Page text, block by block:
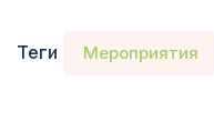
Теги Мероприятия